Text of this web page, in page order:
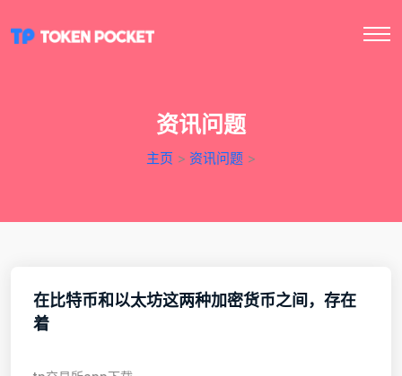
资讯问题
主页 > 资讯问题 >
在比特币和以太坊这两种加密货币之间，存在
着